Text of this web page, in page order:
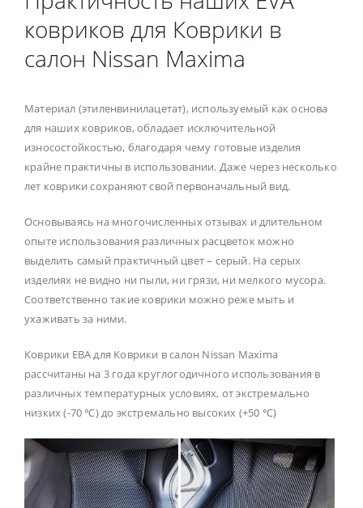
ковриков для Коврики в
салон Nissan Maxima
Материал (этиленвинилацетат), используемый как основа
для наших ковриков, обладает исключительной
износостойкостью, благодаря чему готовые изделия
крайне практичны в использовании. Даже через несколько
лет коврики сохраняют свой первоначальный вид.
Основываясь на многочисленных отзывах и длительном
опыте использования различных расцветок можно
выделить самый практичный цвет – серый. На серых
изделиях не видно ни пыли, ни грязи, ни мелкого мусора.
Соответственно такие коврики можно реже мыть и
ухаживать за ними.
Коврики ЕВА для Коврики в салон Nissan Maxima
рассчитаны на 3 года круглогодичного использования в
различных температурных условиях, от экстремально
низких (-70 ℃) до экстремально высоких (+50 ℃)